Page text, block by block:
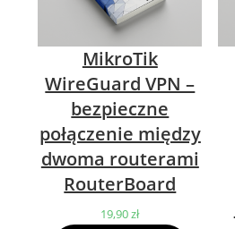
MikroTik
WireGuard VPN –
bezpieczne
połączenie między
dwoma routerami
RouterBoard
19,90zł